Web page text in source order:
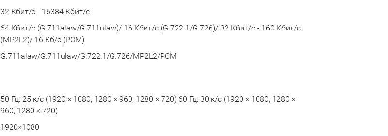
32 Кбит/с - 16384 Кбит/с
64 Кбит/с (G.711alaw/G.711ulaw)/ 16 Кбит/с (G.722.1/G.726)/ 32 Кбит/с - 160 Кбит/с
(MP2L2)/ 16 Кб/с (PCM)
G.711alaw/G.711ulaw/G.722.1/G.726/MP2L2/PCM
50 Гц: 25 к/с (1920 × 1080, 1280 × 960, 1280 × 720) 60 Гц: 30 к/с (1920 × 1080, 1280 ×
960, 1280 × 720)
1920×1080